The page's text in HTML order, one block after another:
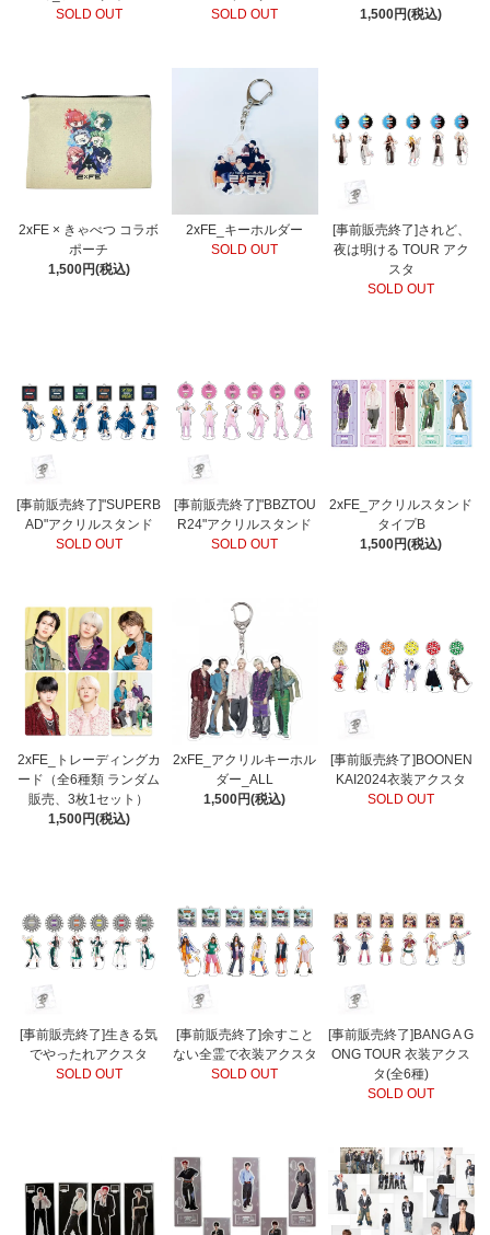
SOLD OUT
SOLD OUT
1,500円(税込)
2xFE × きゃべつ コラボ
ポーチ
1,500円(税込)
2xFE_キーホルダー
SOLD OUT
[事前販売終了]されど、
夜は明ける TOUR アク
スタ
SOLD OUT
[事前販売終了]"SUPERB
AD"アクリルスタンド
SOLD OUT
[事前販売終了]"BBZTOU
R24"アクリルスタンド
SOLD OUT
2xFE_アクリルスタンド
タイプB
1,500円(税込)
2xFE_トレーディングカ
ード（全6種類 ランダム
販売、3枚1セット）
1,500円(税込)
2xFE_アクリルキーホル
ダー_ALL
1,500円(税込)
[事前販売終了]BOONEN
KAI2024衣装アクスタ
SOLD OUT
[事前販売終了]生きる気
でやったれアクスタ
SOLD OUT
[事前販売終了]余すこと
ない全霊で衣装アクスタ
SOLD OUT
[事前販売終了]BANG A G
ONG TOUR 衣装アクス
タ(全6種)
SOLD OUT